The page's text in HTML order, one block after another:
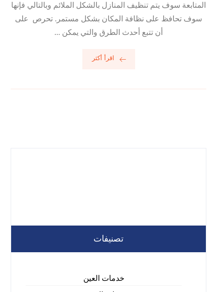
المتابعة سوف يتم تنظيف المنازل بالشكل الملائم وبالتالي فإنها
سوف تحافظ على نظافة المكان بشكل مستمر. تحرص على
أن تتبع أحدث الطرق والتي يمكن ...
اقرأ أكثر
تصنيفات
خدمات العين